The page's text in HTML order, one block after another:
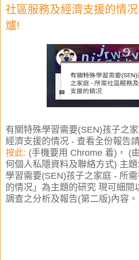
社區服務及經濟支援的情
爐!
有關特殊學習需要(SEN)孩子之
經濟支援的情况 - 查看全份報告
按此: (手機要用 Chrome 着)， (
何個人私隱資料及聯絡方式) 主
學習需要(SEN)孩子之家庭 - 所
的情况」為主題的研究 現可細閱
調查之分析及報告(第二版)內容。